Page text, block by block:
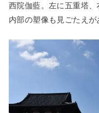
西院伽藍。左に五重塔
内部の塑像も見ごたえが